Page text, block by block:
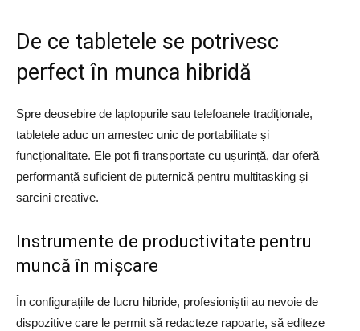
De ce tabletele se potrivesc
perfect în munca hibridă
Spre deosebire de laptopurile sau telefoanele tradiționale,
tabletele aduc un amestec unic de portabilitate și
funcționalitate. Ele pot fi transportate cu ușurință, dar oferă
performanță suficient de puternică pentru multitasking și
sarcini creative.
Instrumente de productivitate pentru
muncă în mișcare
În configurațiile de lucru hibride, profesioniștii au nevoie de
dispozitive care le permit să redacteze rapoarte, să editeze